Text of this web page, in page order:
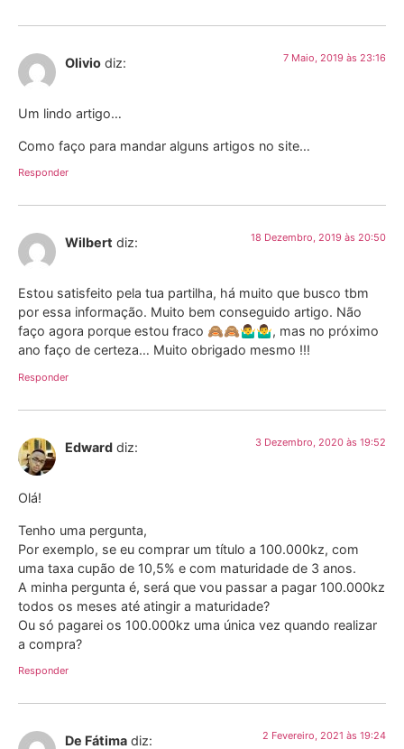
Olivio diz: 7 Maio, 2019 às 23:16
Um lindo artigo…
Como faço para mandar alguns artigos no site…
Responder
Wilbert diz: 18 Dezembro, 2019 às 20:50
Estou satisfeito pela tua partilha, há muito que busco tbm
por essa informação. Muito bem conseguido artigo. Não
faço agora porque estou fraco 🙈🙈🤷‍♂️🤷‍♂️, mas no próximo
ano faço de certeza… Muito obrigado mesmo !!!
Responder
Edward diz: 3 Dezembro, 2020 às 19:52
Olá!
Tenho uma pergunta,
Por exemplo, se eu comprar um título a 100.000kz, com
uma taxa cupão de 10,5% e com maturidade de 3 anos.
A minha pergunta é, será que vou passar a pagar 100.000kz
todos os meses até atingir a maturidade?
Ou só pagarei os 100.000kz uma única vez quando realizar
a compra?
Responder
De Fátima diz: 2 Fevereiro, 2021 às 19:24